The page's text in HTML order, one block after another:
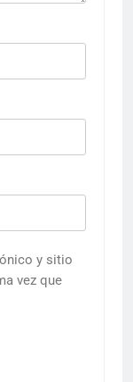
y sitio
vez que